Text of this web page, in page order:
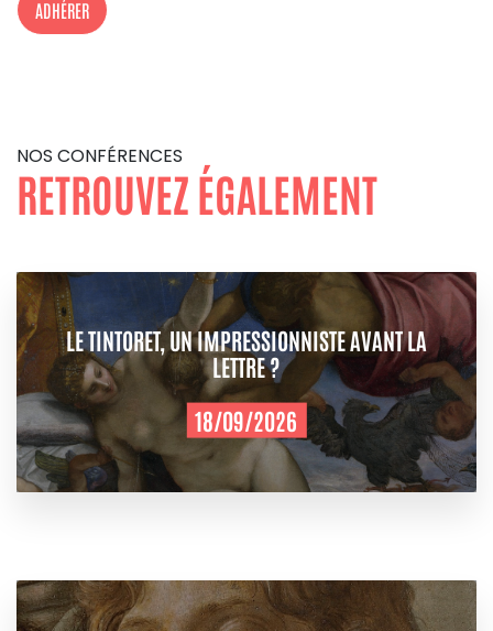
ADHÉRER
NOS CONFÉRENCES
RETROUVEZ ÉGALEMENT
LE TINTORET, UN IMPRESSIONNISTE AVANT LA
LETTRE ?
18/09/2026